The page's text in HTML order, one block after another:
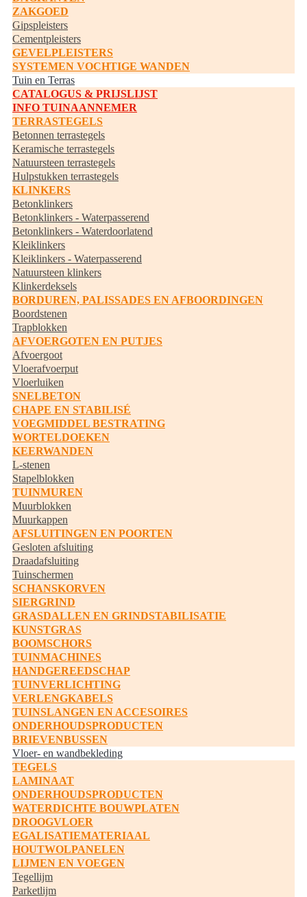
ZAKGOED
Gipspleisters
Cementpleisters
GEVELPLEISTERS
SYSTEMEN VOCHTIGE WANDEN
Tuin en Terras
CATALOGUS & PRIJSLIJST
INFO TUINAANNEMER
TERRASTEGELS
Betonnen terrastegels
Keramische terrastegels
Natuursteen terrastegels
Hulpstukken terrastegels
KLINKERS
Betonklinkers
Betonklinkers - Waterpasserend
Betonklinkers - Waterdoorlatend
Kleiklinkers
Kleiklinkers - Waterpasserend
Natuursteen klinkers
Klinkerdeksels
BORDUREN, PALISSADES EN AFBOORDINGEN
Boordstenen
Trapblokken
AFVOERGOTEN EN PUTJES
Afvoergoot
Vloerafvoerput
Vloerluiken
SNELBETON
CHAPE EN STABILISÉ
VOEGMIDDEL BESTRATING
WORTELDOEKEN
KEERWANDEN
L-stenen
Stapelblokken
TUINMUREN
Muurblokken
Muurkappen
AFSLUITINGEN EN POORTEN
Gesloten afsluiting
Draadafsluiting
Tuinschermen
SCHANSKORVEN
SIERGRIND
GRASDALLEN EN GRINDSTABILISATIE
KUNSTGRAS
BOOMSCHORS
TUINMACHINES
HANDGEREEDSCHAP
TUINVERLICHTING
VERLENGKABELS
TUINSLANGEN EN ACCESOIRES
ONDERHOUDSPRODUCTEN
BRIEVENBUSSEN
Vloer- en wandbekleding
TEGELS
LAMINAAT
ONDERHOUDSPRODUCTEN
WATERDICHTE BOUWPLATEN
DROOGVLOER
EGALISATIEMATERIAAL
HOUTWOLPANELEN
LIJMEN EN VOEGEN
Tegellijm
Parketlijm